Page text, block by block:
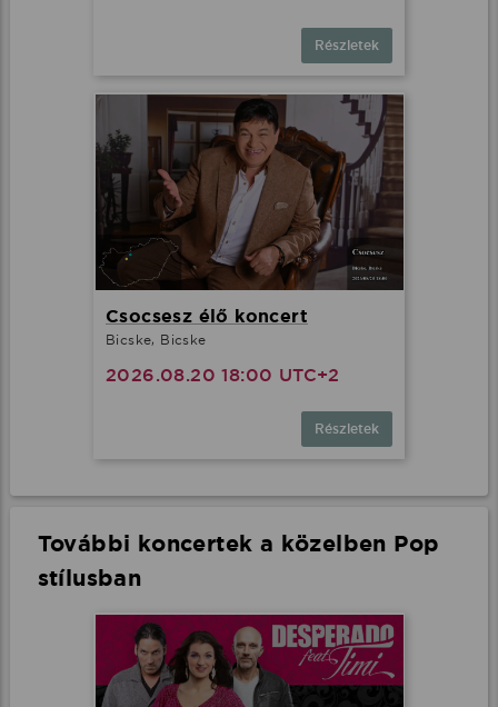
Részletek
Csocsesz élő koncert
Bicske, Bicske
2026.08.20 18:00 UTC+2
Részletek
További koncertek a közelben Pop
stílusban